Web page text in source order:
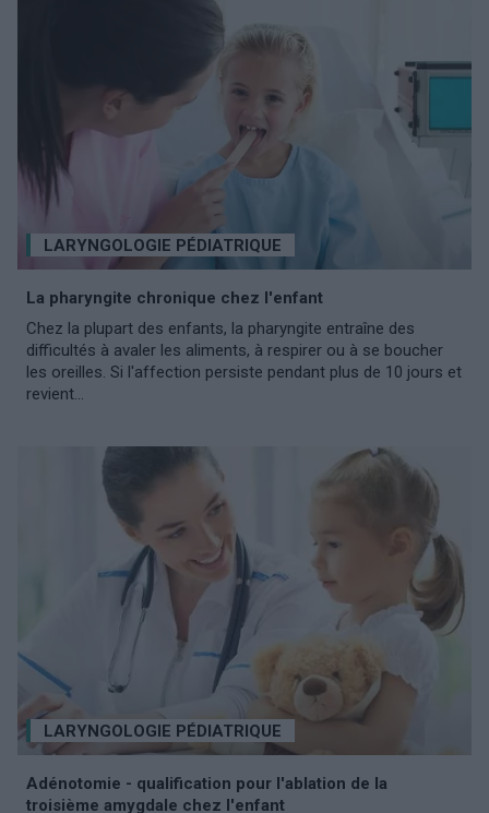
LARYNGOLOGIE PÉDIATRIQUE
La pharyngite chronique chez l'enfant
Chez la plupart des enfants, la pharyngite entraîne des
difficultés à avaler les aliments, à respirer ou à se boucher
les oreilles. Si l'affection persiste pendant plus de 10 jours et
revient...
LARYNGOLOGIE PÉDIATRIQUE
Adénotomie - qualification pour l'ablation de la
troisième amygdale chez l'enfant